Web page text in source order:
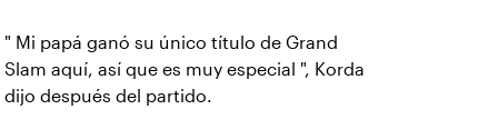
" Mi papá ganó su único título de Grand
Slam aquí, así que es muy especial ", Korda
dijo después del partido.